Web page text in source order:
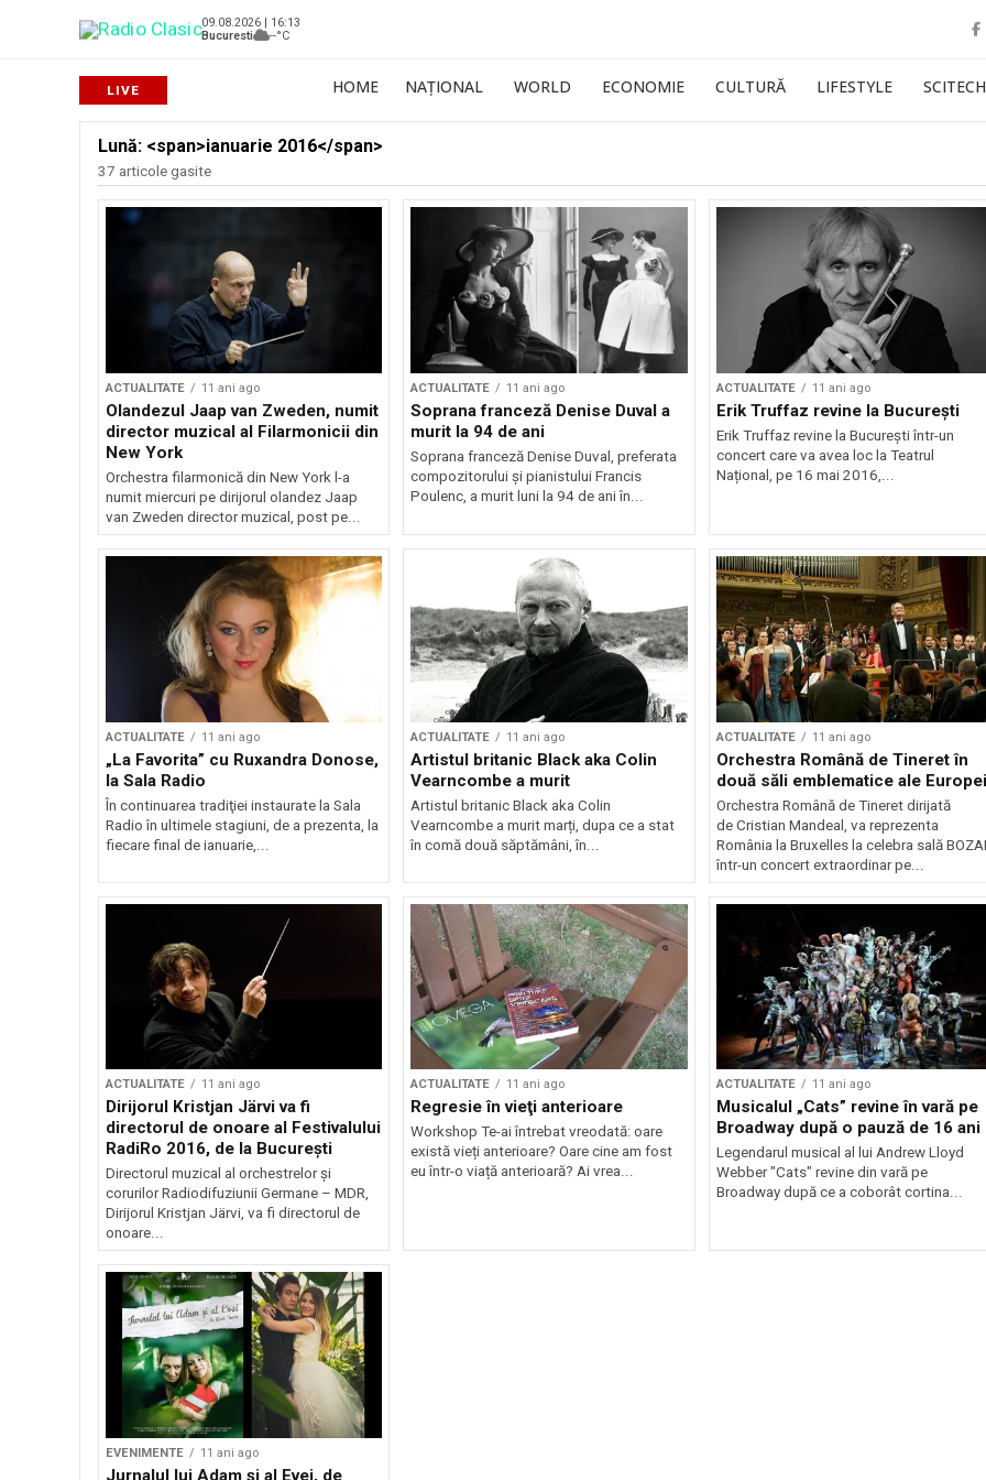
09.08.2026 | 16:13
Bucuresti
--°C
HOME NAȚIONAL WORLD ECONOMIE CULTURĂ LIFESTYLE SCITECH
Lună: <span>ianuarie 2016</span>
37 articole gasite
ACTUALITATE 11 ani ago
Olandezul Jaap van Zweden, numit
director muzical al Filarmonicii din
New York
Orchestra filarmonică din New York l-a
numit miercuri pe dirijorul olandez Jaap
van Zweden director muzical, post pe...
ACTUALITATE 11 ani ago
Soprana franceză Denise Duval a
murit la 94 de ani
Soprana franceză Denise Duval, preferata
compozitorului și pianistului Francis
Poulenc, a murit luni la 94 de ani în...
ACTUALITATE 11 ani ago
Erik Truffaz revine la București
Erik Truffaz revine la București într-un
concert care va avea loc la Teatrul
Național, pe 16 mai 2016,...
ACTUALITATE 11 ani ago
„La Favorita” cu Ruxandra Donose,
la Sala Radio
În continuarea tradiţiei instaurate la Sala
Radio în ultimele stagiuni, de a prezenta, la
fiecare final de ianuarie,...
ACTUALITATE 11 ani ago
Artistul britanic Black aka Colin
Vearncombe a murit
Artistul britanic Black aka Colin
Vearncombe a murit marți, dupa ce a stat
în comă două săptămâni, în...
ACTUALITATE 11 ani ago
Orchestra Română de Tineret în
două săli emblematice ale Europei
Orchestra Română de Tineret dirijată
de Cristian Mandeal, va reprezenta
România la Bruxelles la celebra sală
într-un concert extraordinar pe...
ACTUALITATE 11 ani ago
Dirijorul Kristjan Järvi va fi
directorul de onoare al Festivalului
RadiRo 2016, de la Bucureşti
Directorul muzical al orchestrelor şi
corurilor Radiodifuziunii Germane – MDR,
Dirijorul Kristjan Järvi, va fi directorul de
onoare...
ACTUALITATE 11 ani ago
Regresie în vieţi anterioare
Workshop Te-ai întrebat vreodată: oare
există vieți anterioare? Oare cine am fost
eu într-o viață anterioară? Ai vrea...
ACTUALITATE 11 ani ago
Musicalul „Cats” revine în vară pe
Broadway după o pauză de 16 ani
Legendarul musical al lui Andrew Lloyd
Webber "Cats" revine din vară pe
Broadway după ce a coborât cortina...
EVENIMENTE 11 ani ago
Jurnalul lui Adam și al Evei, de